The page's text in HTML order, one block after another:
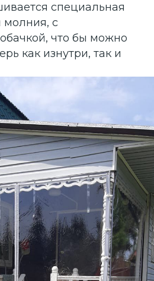
специальная
молния, с
что бы можно
как изнутри, так и